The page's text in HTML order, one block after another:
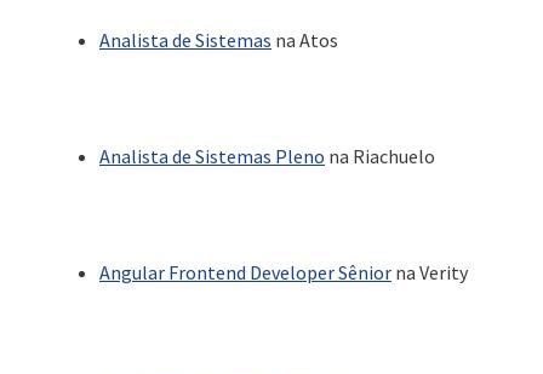
Analista de Sistemas na Atos
Analista de Sistemas Pleno na Riachuelo
Angular Frontend Developer Sênior na Verity